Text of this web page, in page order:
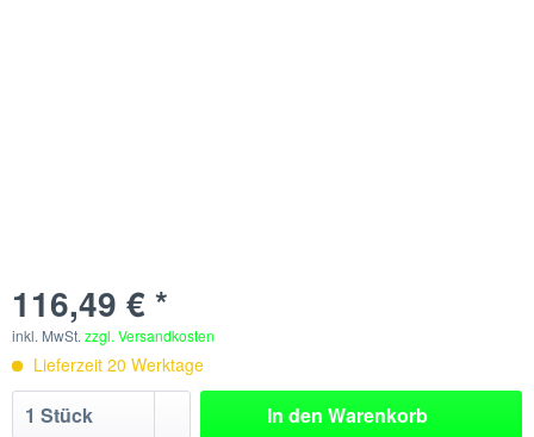
116,49 € *
inkl. MwSt. zzgl. Versandkosten
Lieferzeit 20 Werktage
In den Warenkorb